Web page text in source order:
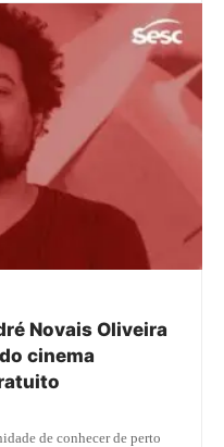
Novais Oliveira
cinema
de conhecer de perto